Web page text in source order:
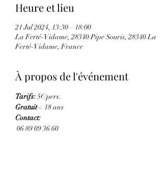
Heure et lieu
21 Jul 2024, 13:30 – 18:00
La Ferté-Vidame, 28340 Pipe Souris, 28340 La
Ferté-Vidame, France
À propos de l'événement
Tarifs: 5€/pers.
Gratuit < 18 ans
Contact:
06 89 09 36 60